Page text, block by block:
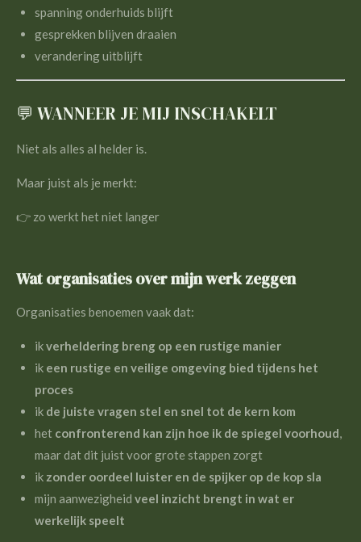
spanning onderhuids blijft
gesprekken blijven draaien
verandering uitblijft
💬 WANNEER JE MIJ INSCHAKELT
Niet als alles al helder is.
Maar juist als je merkt:
👉 zo werkt het niet langer
Wat organisaties over mijn werk zeggen
Organisaties benoemen vaak dat:
ikverheldering breng op een rustige manier
ik een rustige en veilige omgeving bied tijdens het
proces
ik de juiste vragen stel en snel tot de kern kom
het confronterend kan zijn hoe ik de spiegel voorhoud
maar dat dit juist voor grote stappen zorgt
ik zonder oordeel luister en de spijker op de kop sla
mijn aanwezigheid veel inzicht brengt in wat er
werkelijk speelt